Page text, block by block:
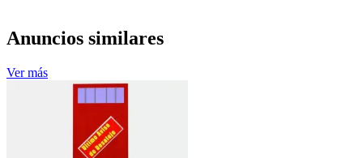
Anuncios similares
Ver más